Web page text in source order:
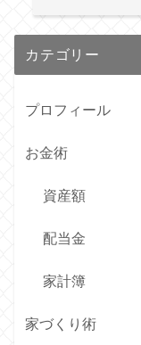
カテゴリー
プロフィール
お金術
資産額
配当金
家計簿
家づくり術